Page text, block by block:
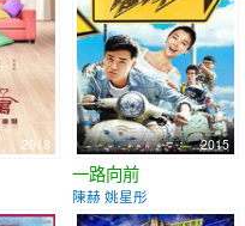
2018 2015
一路向前
陳赫 姚星彤